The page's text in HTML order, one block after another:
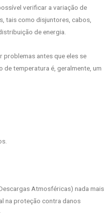
verificar a variação de
tais como disjuntores, cabos,
de energia.
problemas antes que eles se
de temperatura é, geralmente, um
Atmosféricas) nada mais
na proteção contra danos